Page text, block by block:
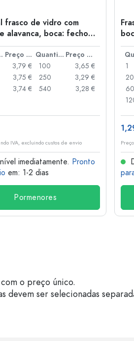
frasco de vidro com
alavanca, boca: fecho
Preço por peça Quantidade
Preço por peça
3,79 €
3,75 €
3,74 €
100
3,65 €
250
3,29 €
540
3,28 €
IVA, excluindo custos de envio
imediatamente. Pronto
em: 1-2 dias
Pormenores
1
20
60
o preço único.
devem ser selecionadas